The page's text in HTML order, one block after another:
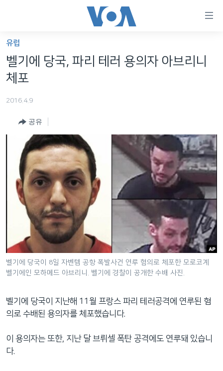
가
능
링
이
이
세계
프로그램
주파수 안내
FOLLOW US
언어 선택
유럽
벨기에 당국, 파리 테러 용의자 아브리니
체포
2016.4.9
공유
벨기에 당국이 8일 자벤템 공항 폭발사건 연루 혐의로 체포한 모로코계
벨기에인 모하메드 아브리니. 벨기에 경찰이 공개한 수배 사진.
벨기에 당국이 지난해 11월 프랑스 파리 테러공격에 연루된 혐
의로 수배된 용의자를 체포했습니다.
이 용의자는 또한, 지난 달 브뤼셀 폭탄 공격에도 연루돼 있습니
다.